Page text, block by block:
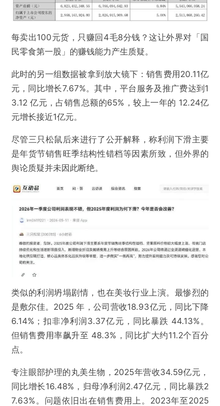
每卖出100元货，只赚回4毛8分钱？这让外界对「国
民零食第一股」的赚钱能力产生质疑。
此时的另一组数据被拿到放大镜下：销售费用20.11亿
元，同比增长7.67%。其中，平台服务及推广费达到1
3.12 亿元，占销售总额的65%，较上一年的 12.24亿
元增长接近1亿元。
尽管三只松鼠后来进行了公开解释，称利润下滑主要
是年货节销售旺季结构性错档等因素所致，但外界的
舆论质疑并未因此断绝。
类似的利润坍塌剧情，也在美妆行业上演。最惨烈的
是敷尔佳。2025 年，公司营收18.93亿元，同比下降
6.14%；扣非净利润3.37亿元，同比暴跌 44.13%。
但销售费用率飙升至 48.3%，同比扩大约11.2个百分
点。
专注眼部护理的丸美生物，2025年营收34.59亿元，
同比增长16.48%，归母净利润2.47亿元，同比暴跌2
7.63%。问题依旧出在销售费用上。2023年至2025